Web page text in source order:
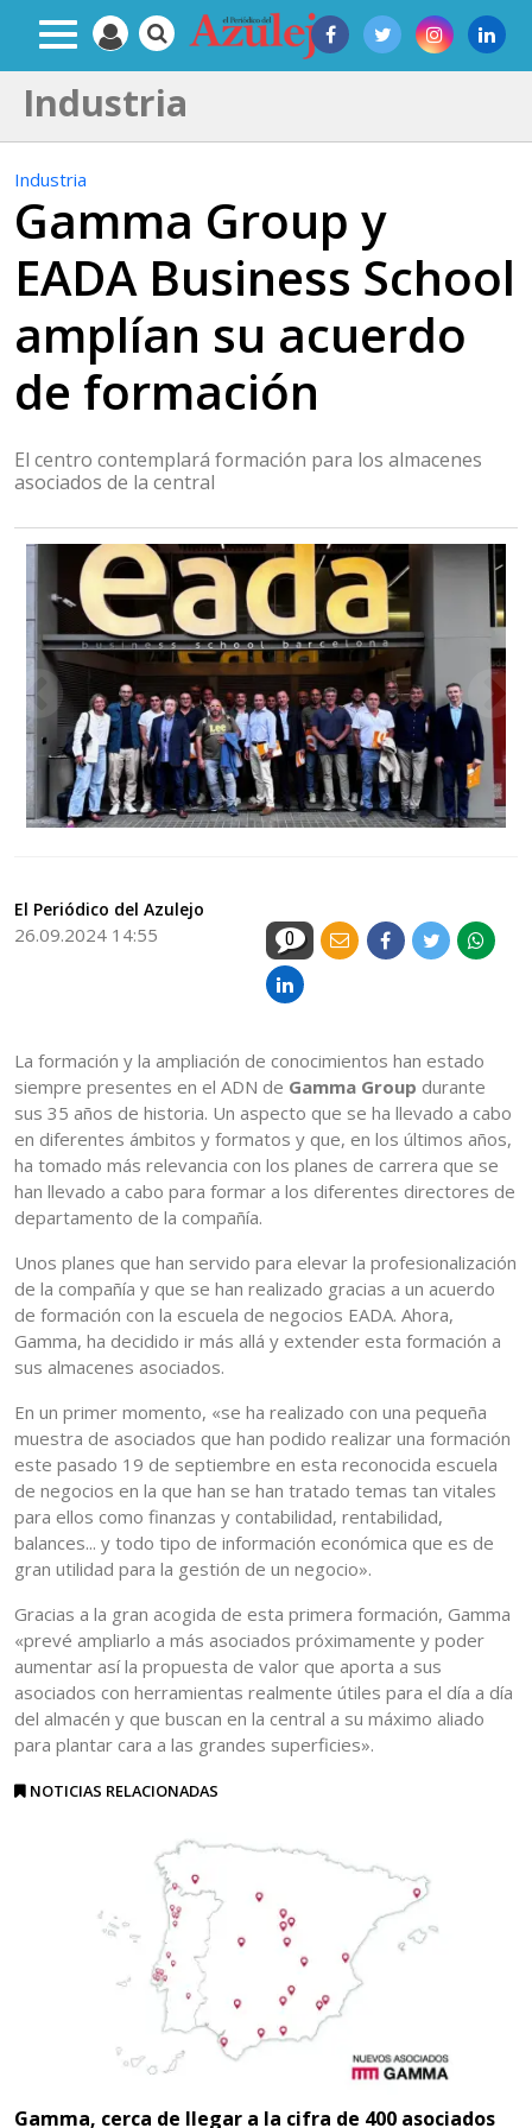
Industria
Industria
Gamma Group y
EADA Business School
amplían su acuerdo
de formación
El centro contemplará formación para los almacenes
asociados de la central
El Periódico del Azulejo
26.09.2024 14:55 0
La formación y la ampliación de conocimientos han estado
siempre presentes en el ADN de Gamma Group durante
sus 35 años de historia. Un aspecto que se ha llevado a cabo
en diferentes ámbitos y formatos y que, en los últimos años,
ha tomado más relevancia con los planes de carrera que se
han llevado a cabo para formar a los diferentes directores de
departamento de la compañía.
Unos planes que han servido para elevar la profesionalización
de la compañía y que se han realizado gracias a un acuerdo
de formación con la escuela de negocios EADA. Ahora,
Gamma, ha decidido ir más allá y extender esta formación a
sus almacenes asociados.
En un primer momento, «se ha realizado con una pequeña
muestra de asociados que han podido realizar una formación
este pasado 19 de septiembre en esta reconocida escuela
de negocios en la que han se han tratado temas tan vitales
para ellos como finanzas y contabilidad, rentabilidad,
balances... y todo tipo de información económica que es de
gran utilidad para la gestión de un negocio».
Gracias a la gran acogida de esta primera formación, Gamma
«prevé ampliarlo a más asociados próximamente y poder
aumentar así la propuesta de valor que aporta a sus
asociados con herramientas realmente útiles para el día a día
del almacén y que buscan en la central a su máximo aliado
para plantar cara a las grandes superficies».
NOTICIAS RELACIONADAS
Gamma, cerca de llegar a la cifra de 400 asociados